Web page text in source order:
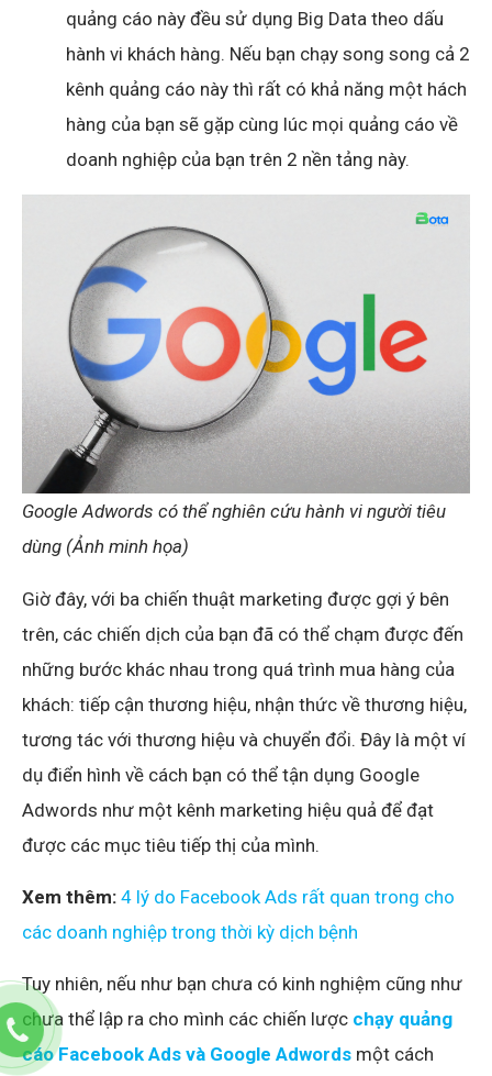
quảng cáo này đều sử dụng Big Data theo dấu
hành vi khách hàng. Nếu bạn chạy song song cả 2
kênh quảng cáo này thì rất có khả năng một hách
hàng của bạn sẽ gặp cùng lúc mọi quảng cáo về
doanh nghiệp của bạn trên 2 nền tảng này.
Google Adwords có thể nghiên cứu hành vi người tiêu
dùng (Ảnh minh họa)
Giờ đây, với ba chiến thuật marketing được gợi ý bên
trên, các chiến dịch của bạn đã có thể chạm được đến
những bước khác nhau trong quá trình mua hàng của
khách: tiếp cận thương hiệu, nhận thức về thương hiệu,
tương tác với thương hiệu và chuyển đổi. Đây là một ví
dụ điển hình về cách bạn có thể tận dụng Google
Adwords như một kênh marketing hiệu quả để đạt
được các mục tiêu tiếp thị của mình.
Xem thêm: 4 lý do Facebook Ads rất quan trong cho
các doanh nghiệp trong thời kỳ dịch bệnh
Tuy nhiên, nếu như bạn chưa có kinh nghiệm cũng như
chưa thể lập ra cho mình các chiến lược chạy quảng
cáo Facebook Ads và Google Adwords một cách